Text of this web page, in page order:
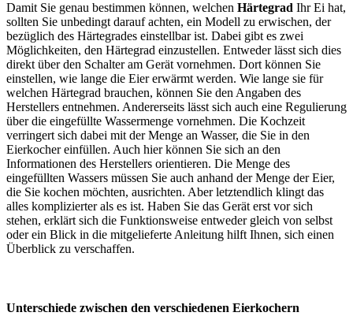
Damit Sie genau bestimmen können, welchen Härtegrad Ihr Ei hat,
sollten Sie unbedingt darauf achten, ein Modell zu erwischen, der
bezüglich des Härtegrades einstellbar ist. Dabei gibt es zwei
Möglichkeiten, den Härtegrad einzustellen. Entweder lässt sich dies
direkt über den Schalter am Gerät vornehmen. Dort können Sie
einstellen, wie lange die Eier erwärmt werden. Wie lange sie für
welchen Härtegrad brauchen, können Sie den Angaben des
Herstellers entnehmen. Andererseits lässt sich auch eine Regulierung
über die eingefüllte Wassermenge vornehmen. Die Kochzeit
verringert sich dabei mit der Menge an Wasser, die Sie in den
Eierkocher einfüllen. Auch hier können Sie sich an den
Informationen des Herstellers orientieren. Die Menge des
eingefüllten Wassers müssen Sie auch anhand der Menge der Eier,
die Sie kochen möchten, ausrichten. Aber letztendlich klingt das
alles komplizierter als es ist. Haben Sie das Gerät erst vor sich
stehen, erklärt sich die Funktionsweise entweder gleich von selbst
oder ein Blick in die mitgelieferte Anleitung hilft Ihnen, sich einen
Überblick zu verschaffen.
Unterschiede zwischen den verschiedenen Eierkochern